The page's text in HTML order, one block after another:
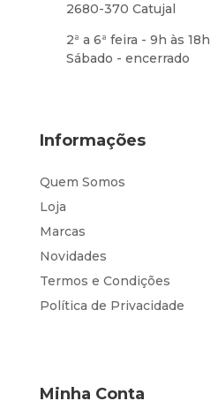
2680-370 Catujal
2ª a 6ª feira - 9h às 18h
Sábado - encerrado
Informações
Quem Somos
Loja
Marcas
Novidades
Termos e Condições
Política de Privacidade
Minha Conta